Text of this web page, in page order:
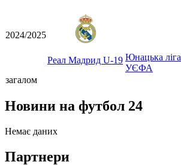
2024/2025
Реал Мадрид U-19 Юнацька ліга
УЄФА
загалом
Новини на футбол 24
Немає даних
Партнери